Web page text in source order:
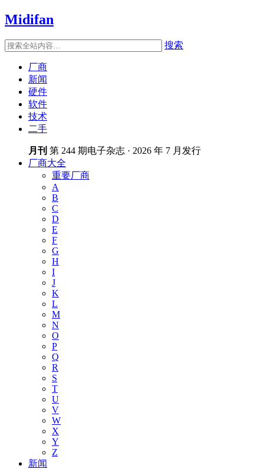
Midifan
搜索
厂商
新闻
硬件
软件
技术
二手
月刊 第 244 期电子杂志 · 2026 年 7 月发行
厂商大全
重要厂商
A
B
C
D
E
F
G
H
I
J
K
L
M
N
O
P
Q
R
S
T
U
V
W
X
Y
Z
新闻